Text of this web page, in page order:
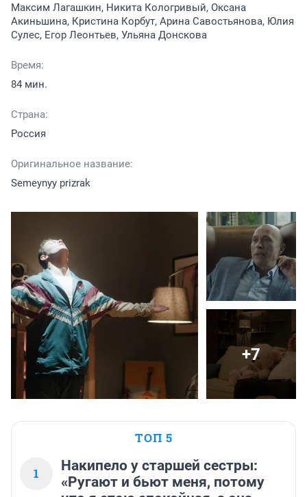
Максим Лагашкин, Никита Кологривый, Оксана
Акиньшина, Кристина Корбут, Арина Савостьянова, Юлия
Сулес, Егор Леонтьев, Ульяна Донскова
Время:
84 мин.
Страна:
Россия
Оригинальное название:
Semeynyy prizrak
+7
ТОП 5
1
Накипело у старшей сестры:
«Ругают и бьют меня, потому